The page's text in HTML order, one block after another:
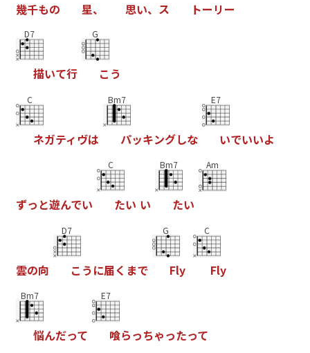
幾千もの 星、 思い、 ス トー リー
D7
描いて行
G
こ う
C
ネガティヴは
Bm7
パッキングしな
E7
いでいいよ
ずっ と遊んでい
C
たい い
Bm7
たい
Am
雲の向
D7
こ う に届く まで
G
Fly
C
Fly
Bm7
悩んだって
E7
喰らっちゃったって